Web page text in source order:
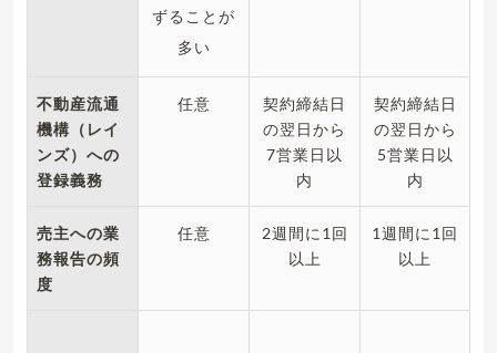
ずることが
多い
不動産流通
機構（レイ
ンズ）への
登録義務
任意
契約締結日
の翌日から
7営業日以
内
契約締結日
の翌日から
5営業日以
内
売主への業
務報告の頻
度
任意
2週間に1回
以上
1週間に1回
以上